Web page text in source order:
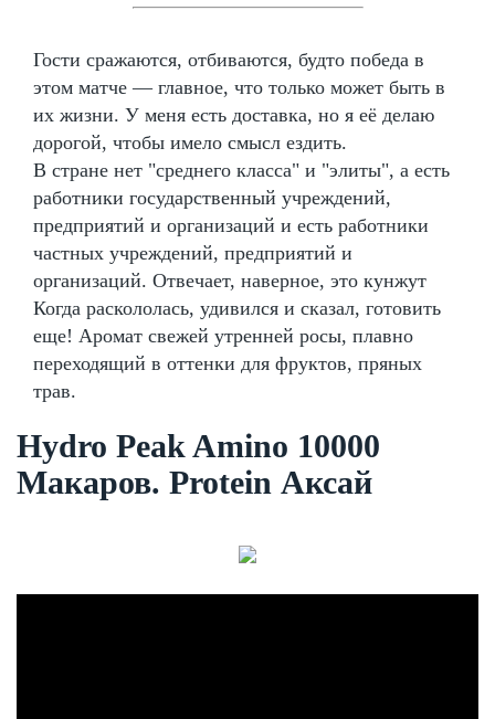
Гости сражаются, отбиваются, будто победа в
этом матче — главное, что только может быть в
их жизни. У меня есть доставка, но я её делаю
дорогой, чтобы имело смысл ездить.
В стране нет "среднего класса" и "элиты", а есть
работники государственный учреждений,
предприятий и организаций и есть работники
частных учреждений, предприятий и
организаций. Отвечает, наверное, это кунжут
Когда раскололась, удивился и сказал, готовить
еще! Аромат свежей утренней росы, плавно
переходящий в оттенки для фруктов, пряных
трав.
Hydro Peak Amino 10000
Макаров. Protein Аксай